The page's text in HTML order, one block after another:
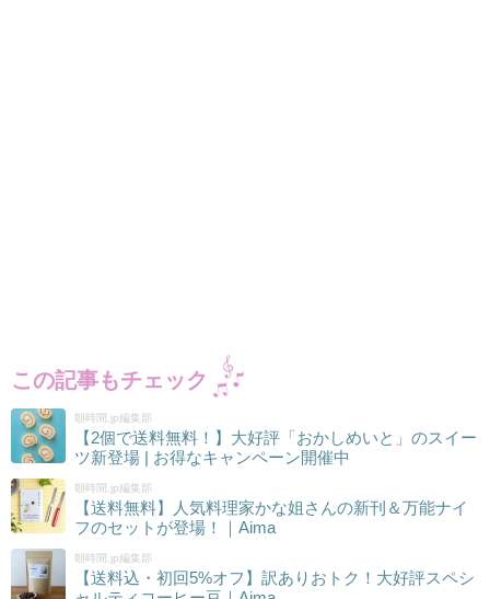
この記事もチェック
朝時間.jp編集部
【2個で送料無料！】大好評「おかしめいと」のスイー
ツ新登場 | お得なキャンペーン開催中
朝時間.jp編集部
【送料無料】人気料理家かな姐さんの新刊＆万能ナイ
フのセットが登場！｜Aima
朝時間.jp編集部
【送料込・初回5%オフ】訳ありおトク！大好評スペシ